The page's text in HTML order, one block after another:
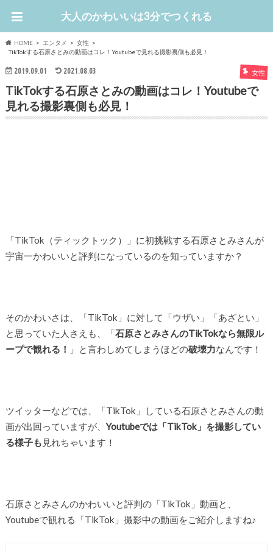
大人のかわいいは3分でつくれる
HOME エンタメ
女性
TikTokする石原さとみの動画はコレ！Youtubeで見れる撮影裏側も必見！
2019.09.01 2021.08.03 女性
TikTokする石原さとみの動画はコレ！Youtubeで
見れる撮影裏側も必見！
「TikTok（ティックトック）」に初挑戦する石原さとみさんが
宇宙一かわいいと評判になっているのを知っていますか？
そのかわいさは、「TikTok」に対して「ウザい」「あざとい」
と思っていた人さえも、「石原さとみさんのTikTokなら無限ル
ープで観れる！
」と言わしめてしまうほどの破壊力なんです！
ツイッターなどでは、「TikTok」している石原さとみさんの動
画が出回っていますが、Youtubeでは「TikTok」を撮影してい
る様子も 見れちゃいます！
石原さとみさんのかわいいと評判の「TikTok」動画と、
Youtubeで観れる「TikTok」撮影中の動画をご紹介しますね♪